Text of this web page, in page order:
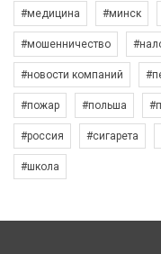
#медицина #минск
#мошенничество
#новости компаний
#пожар #польша
#россия #сигарета
#школа